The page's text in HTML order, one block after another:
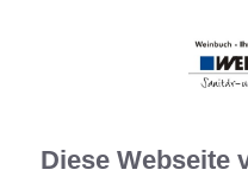
Diese Webseite